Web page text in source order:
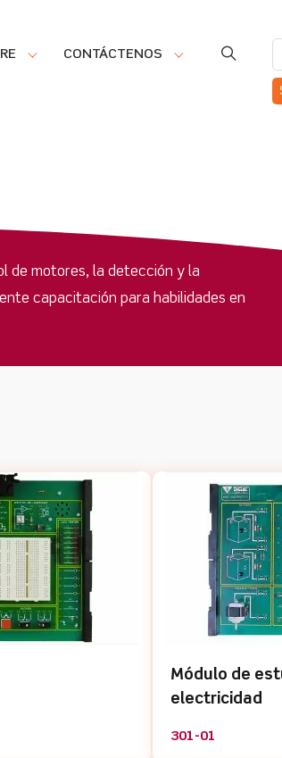
CONTÁCTENOS
de motores, la detección y la
capacitación para habilidades en
Módulo de
electricidad
301-01